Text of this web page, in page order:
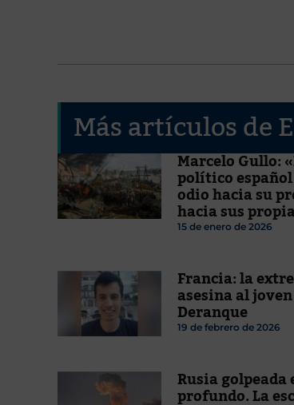
Más artículos de
Marcelo Gullo:
político
odio hacia su
hacia sus
15 de enero de 2026
Francia: la
asesina al
Deranque
19 de febrero de 2026
Rusia golpeada
profundo. La